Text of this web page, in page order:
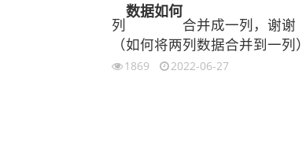
列
数据如何
合并成一列，谢谢
（如何将两列数据合并到一列）
1869 2022-06-27